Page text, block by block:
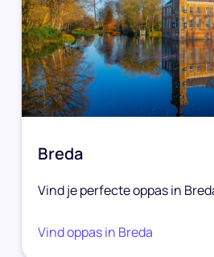
Breda
Vind je perfecte oppas in
Vind oppas in Breda